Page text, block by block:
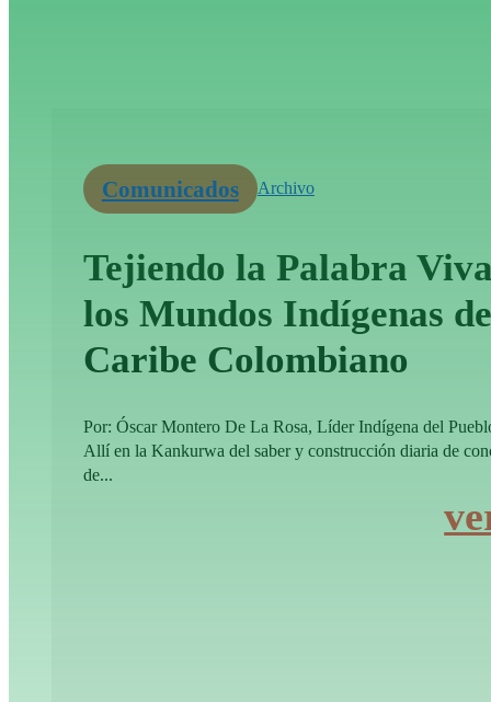
Comunicados Archivo
Tejiendo la Palabra
los Mundos Indígenas
Caribe Colombiano
Por: Óscar Montero De La Rosa, Líder Indígena del
Allí en la Kankurwa del saber y construcción diaria de
de...